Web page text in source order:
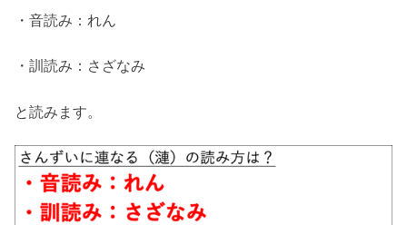
・音読み：れん
・訓読み：さざなみ
と読みます。